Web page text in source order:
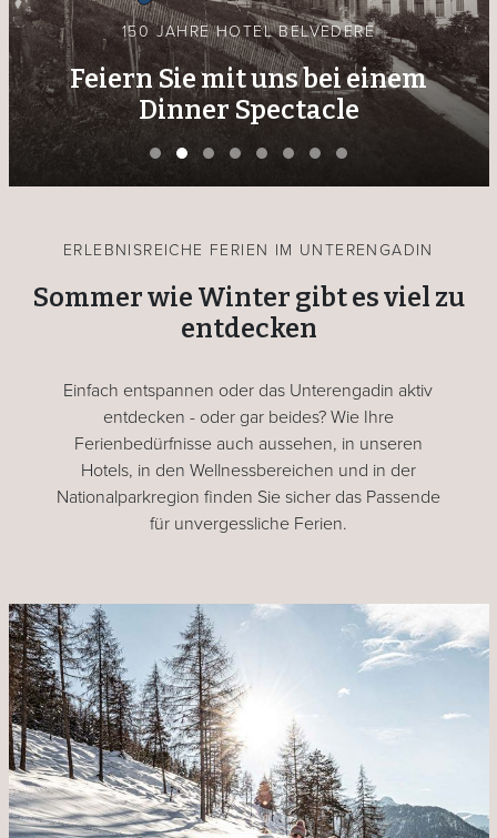
150 JAHRE HOTEL BELVEDERE
Feiern Sie mit uns bei einem
Dinner Spectacle
ERLEBNISREICHE FERIEN IM UNTERENGADIN
Sommer wie Winter gibt es viel zu
entdecken
Einfach entspannen oder das Unterengadin aktiv
entdecken - oder gar beides? Wie Ihre
Ferienbedürfnisse auch aussehen, in unseren
Hotels, in den Wellnessbereichen und in der
Nationalparkregion finden Sie sicher das Passende
für unvergessliche Ferien.